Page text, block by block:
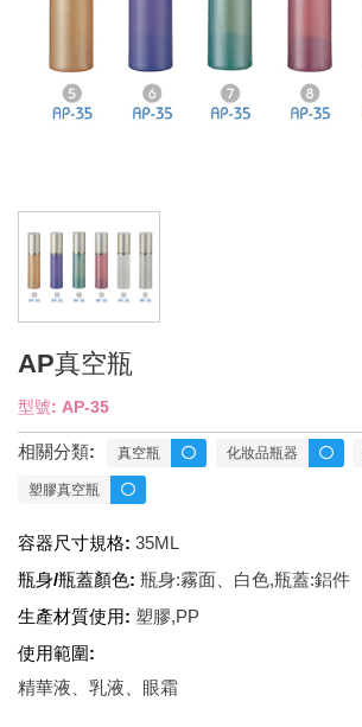
AP真空瓶
型號: AP-35
相關分類: 真空瓶 化妝品瓶器
塑膠真空瓶
容器尺寸規格: 35ML
瓶身/瓶蓋顏色: 瓶身:霧面、白色,瓶蓋:鋁件
生產材質使用: 塑膠,PP
使用範圍:
精華液、乳液、眼霜